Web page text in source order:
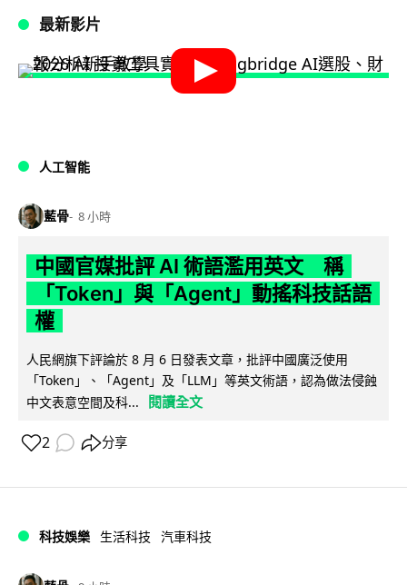
最新影片
人工智能
藍骨 8 小時
中國官媒批評 AI 術語濫用英文 稱
「Token」與「Agent」動搖科技話語
權
人民網旗下評論於 8 月 6 日發表文章，批評中國廣泛使用
「Token」、「Agent」及「LLM」等英文術語，認為做法侵蝕
中文表意空間及科...
閱讀全文
2 分享
科技娛樂 生活科技 汽車科技